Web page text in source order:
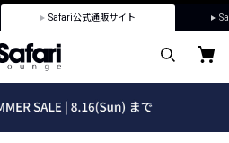
Safari公式通販サイト